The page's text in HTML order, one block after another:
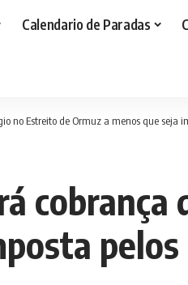
Calendario de Paradas
no Estreito de Ormuz a menos que seja
cobrança
pelos